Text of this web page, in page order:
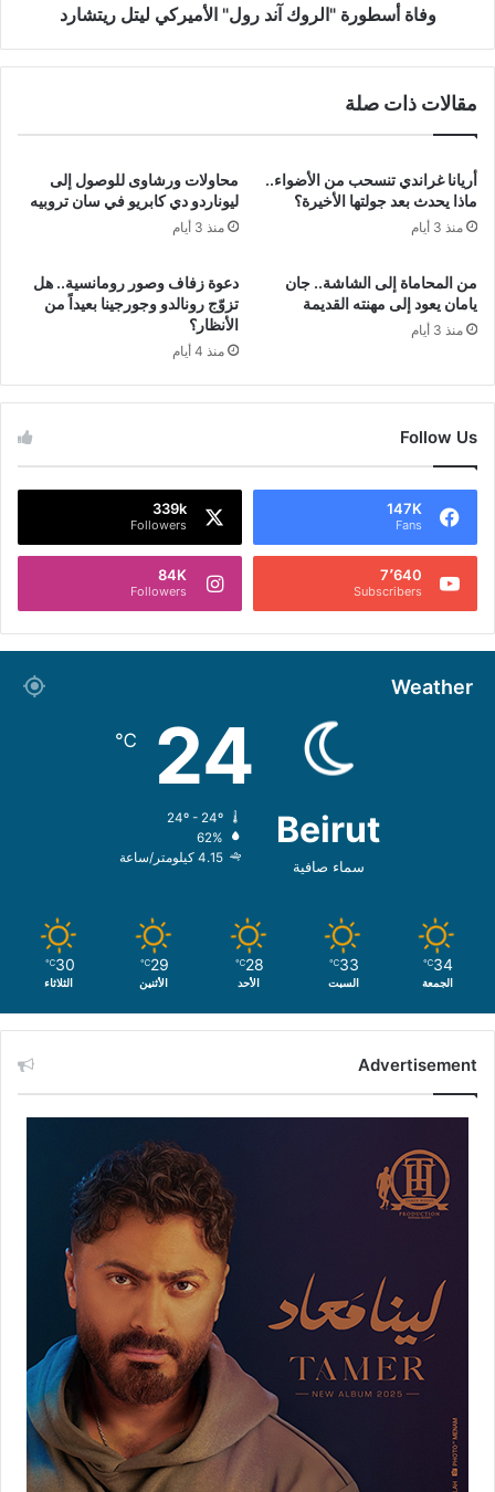
وفاة أسطورة "الروك آند رول" الأميركي ليتل ريتشارد
مقالات ذات صلة
أريانا غراندي تنسحب من الأضواء..
ماذا يحدث بعد جولتها الأخيرة؟
منذ 3 أيام
محاولات ورشاوى للوصول إلى
ليوناردو دي كابريو في سان تروبيه
منذ 3 أيام
من المحاماة إلى الشاشة.. جان
يامان يعود إلى مهنته القديمة
منذ 3 أيام
دعوة زفاف وصور رومانسية.. هل
تزوّج رونالدو وجورجينا بعيداً من
الأنظار؟
منذ 4 أيام
Follow Us
147K
Fans
339k
Followers
7٬640
Subscribers
84K
Followers
Weather
Beirut
سماء صافية
24
℃
62%
4.15 كيلومتر/ساعة
34
℃
الجمعة
33
℃
السبت
28
℃
الأحد
29
℃
الأثنين
30
℃
الثلاثاء
Advertisement